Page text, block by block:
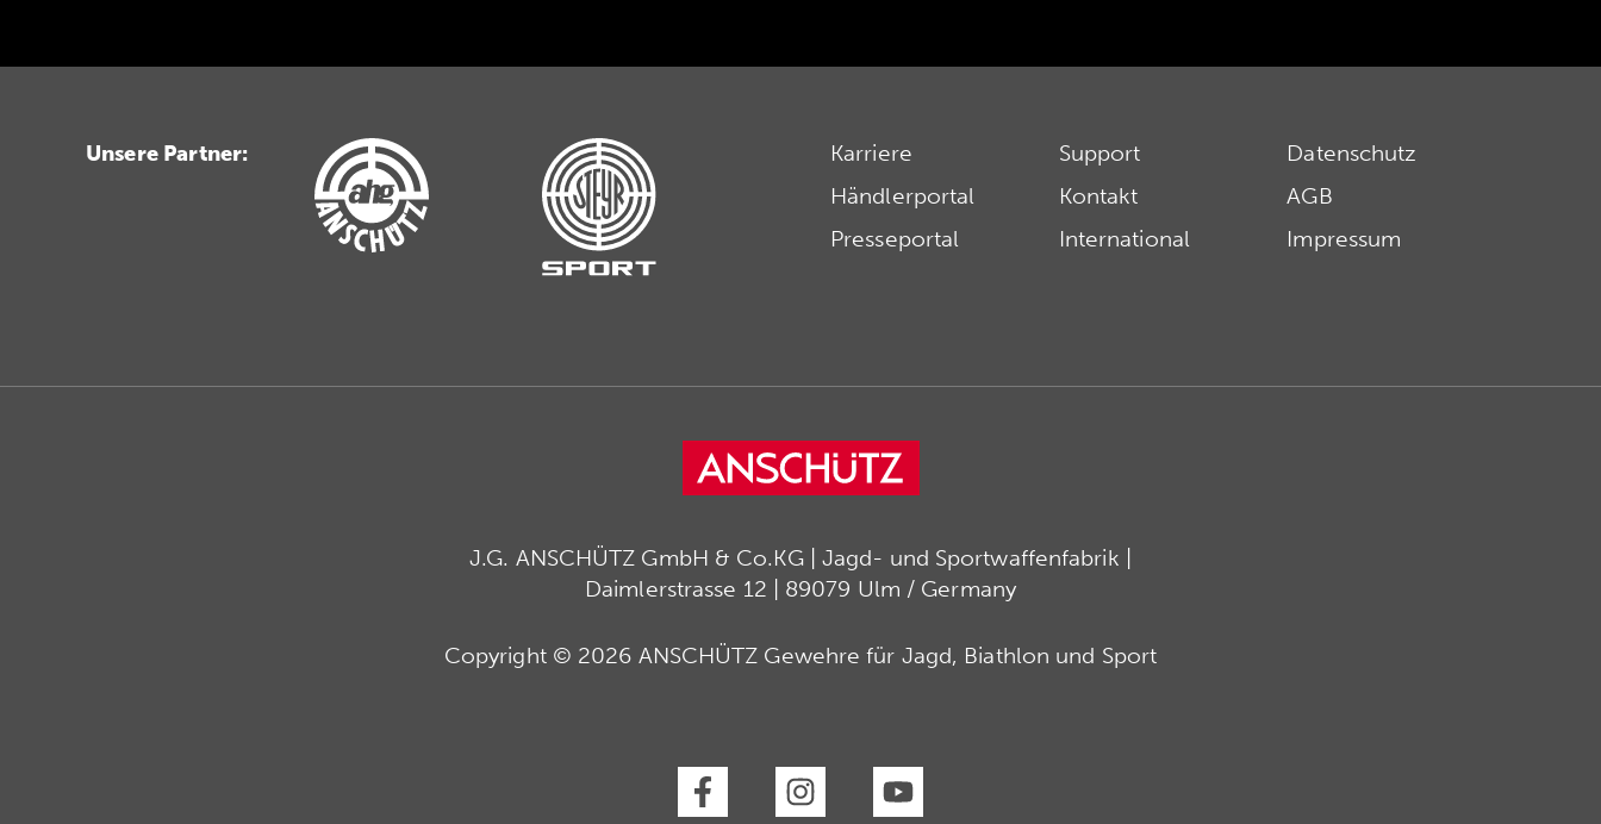
Unsere Partner:
Karriere
Händlerportal
Presseportal
Support
Kontakt
International
Datenschutz
AGB
Impressum
J.G. ANSCHÜTZ GmbH & Co.KG | Jagd- und Sportwaffenfabrik |
Daimlerstrasse 12 | 89079 Ulm / Germany
Copyright © 2026 ANSCHÜTZ Gewehre für Jagd, Biathlon und Sport